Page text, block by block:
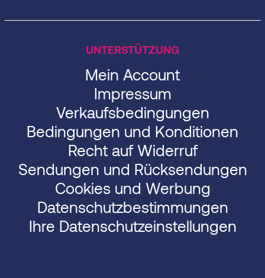
UNTERSTÜTZUNG
Mein Account
Impressum
Verkaufsbedingungen
Bedingungen und Konditionen
Recht auf Widerruf
Sendungen und Rücksendungen
Cookies und Werbung
Datenschutzbestimmungen
Ihre Datenschutzeinstellungen